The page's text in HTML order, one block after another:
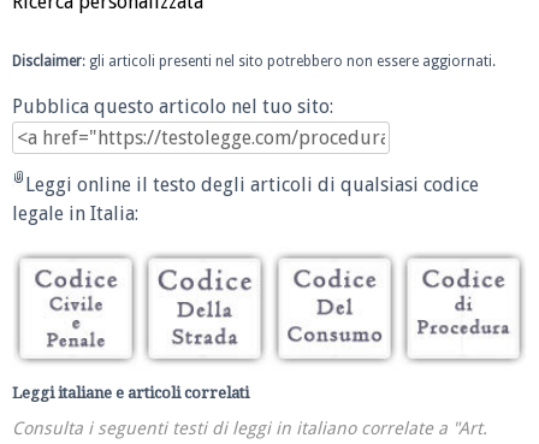
Disclaimer: gli articoli presenti nel sito potrebbero non essere aggiornati.
Pubblica questo articolo nel tuo sito:
Leggi online il testo degli articoli di qualsiasi codice
legale in Italia:
Leggi italiane e articoli correlati
Consulta i seguenti testi di leggi in italiano correlate a "Art.